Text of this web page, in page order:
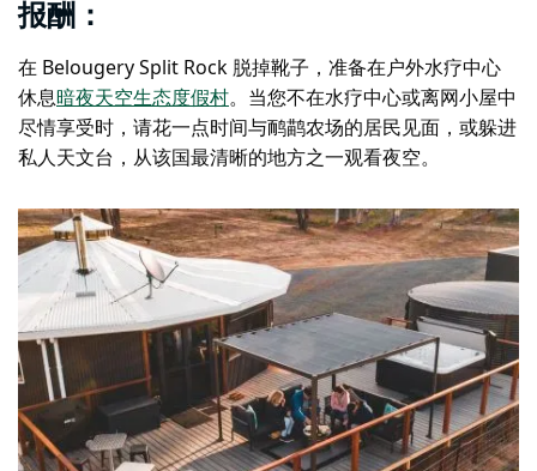
报酬：
在 Belougery Split Rock 脱掉靴子，准备在户外水疗中心
休息暗夜天空生态度假村。当您不在水疗中心或离网小屋中
尽情享受时，请花一点时间与鸸鹋农场的居民见面，或躲进
私人天文台，从该国最清晰的地方之一观看夜空。